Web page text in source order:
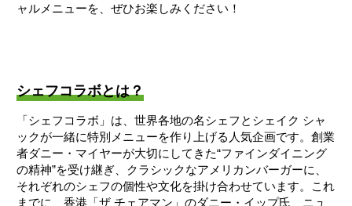
ャルメニューを、ぜひお楽しみください！
シェフコラボとは？
「シェフコラボ」は、世界各地の名シェフとシェイク シャ
ックが一緒に特別メニューを作り上げる人気企画です。創業
者ダニー・マイヤーが大切にしてきた“ファインダイニング
の精神”を受け継ぎ、クラシックなアメリカンバーガーに、
それぞれのシェフの個性や文化を掛け合わせています。これ
までに、香港「ザ チェアマン」のダニー・イップ氏、ニュ